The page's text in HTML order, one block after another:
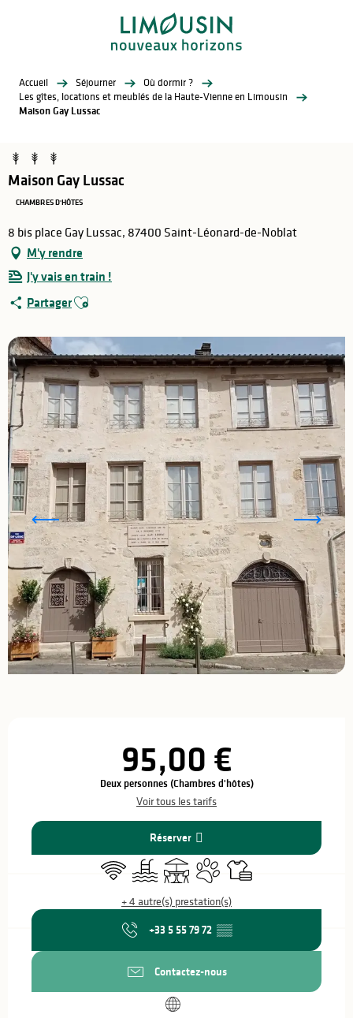
Accueil Séjourner
Où dormir ?
Les gîtes, locations et meublés de la Haute-Vienne en Limousin
Maison Gay Lussac
Maison Gay Lussac
CHAMBRES D'HÔTES
8 bis place Gay Lussac, 87400 Saint-Léonard-de-Noblat
M'y rendre
J'y vais en train !
PartagerAjouter aux favoris
95,00 €
Deux personnes (Chambres d'hôtes)
Voir tous les tarifs
Réserver
WiFi
PiscineTerrasseAnimaux acceptés
Draps et linge
+ 4 autre(s) prestation(s)
+33 5 55 79 72 ▒▒
Contactez-nous